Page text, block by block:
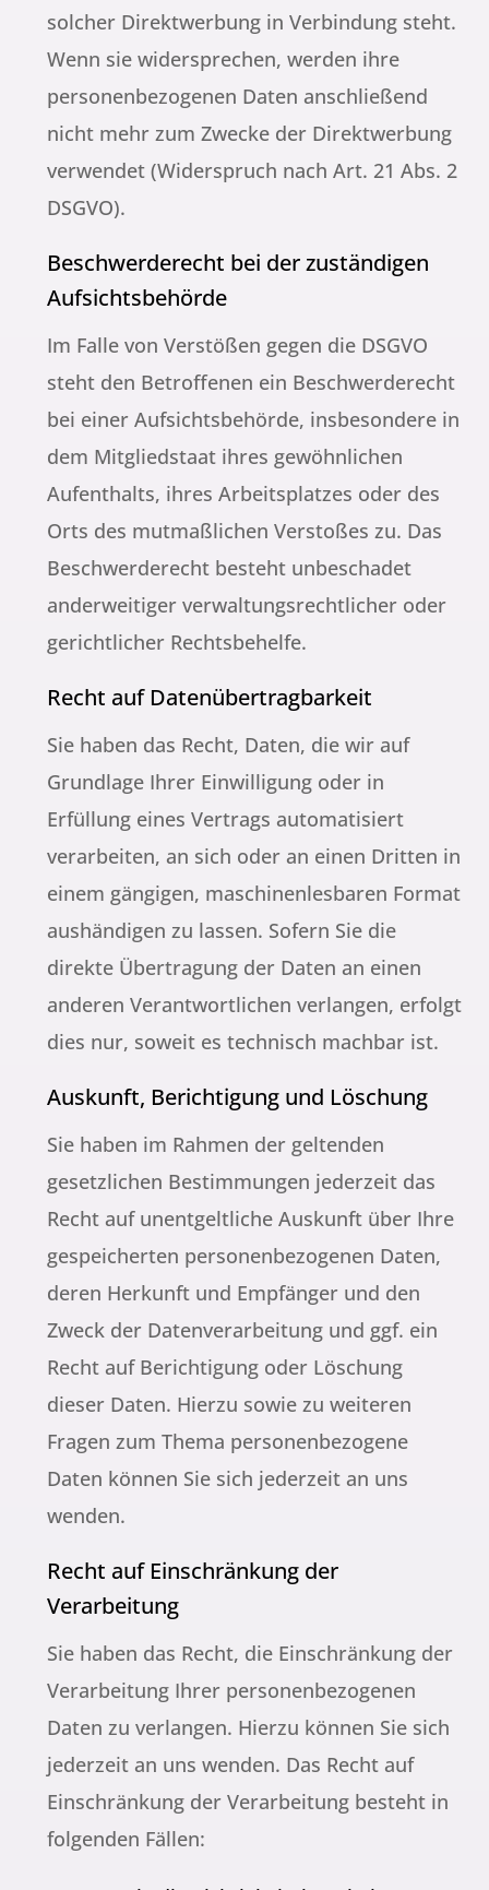
solcher Direktwerbung in Verbindung steht.
Wenn sie widersprechen, werden ihre
personenbezogenen Daten anschließend
nicht mehr zum Zwecke der Direktwerbung
verwendet (Widerspruch nach Art. 21 Abs. 2
DSGVO).
Beschwerde­recht bei der zuständigen
Aufsichts­behörde
Im Falle von Verstößen gegen die DSGVO
steht den Betroffenen ein Beschwerderecht
bei einer Aufsichtsbehörde, insbesondere in
dem Mitgliedstaat ihres gewöhnlichen
Aufenthalts, ihres Arbeitsplatzes oder des
Orts des mutmaßlichen Verstoßes zu. Das
Beschwerderecht besteht unbeschadet
anderweitiger verwaltungsrechtlicher oder
gerichtlicher Rechtsbehelfe.
Recht auf Daten­übertrag­barkeit
Sie haben das Recht, Daten, die wir auf
Grundlage Ihrer Einwilligung oder in
Erfüllung eines Vertrags automatisiert
verarbeiten, an sich oder an einen Dritten in
einem gängigen, maschinenlesbaren Format
aushändigen zu lassen. Sofern Sie die
direkte Übertragung der Daten an einen
anderen Verantwortlichen verlangen, erfolgt
dies nur, soweit es technisch machbar ist.
Auskunft, Berichtigung und Löschung
Sie haben im Rahmen der geltenden
gesetzlichen Bestimmungen jederzeit das
Recht auf unentgeltliche Auskunft über Ihre
gespeicherten personenbezogenen Daten,
deren Herkunft und Empfänger und den
Zweck der Datenverarbeitung und ggf. ein
Recht auf Berichtigung oder Löschung
dieser Daten. Hierzu sowie zu weiteren
Fragen zum Thema personenbezogene
Daten können Sie sich jederzeit an uns
wenden.
Recht auf Einschränkung der
Verarbeitung
Sie haben das Recht, die Einschränkung der
Verarbeitung Ihrer personenbezogenen
Daten zu verlangen. Hierzu können Sie sich
jederzeit an uns wenden. Das Recht auf
Einschränkung der Verarbeitung besteht in
folgenden Fällen: